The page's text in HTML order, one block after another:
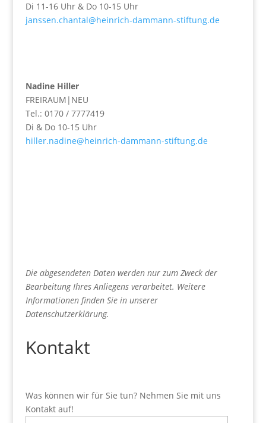
Di 11-16 Uhr & Do 10-15 Uhr
janssen.chantal@heinrich-dammann-stiftung.de
Nadine Hiller
FREIRAUM|NEU
Tel.: 0170 / 7777419
Di & Do 10-15 Uhr
hiller.nadine@heinrich-dammann-stiftung.de
Die abgesendeten Daten werden nur zum Zweck der
Bearbeitung Ihres Anliegens verarbeitet. Weitere
Informationen finden Sie in unserer
Datenschutzerklärung.
Kontakt
Was können wir für Sie tun? Nehmen Sie mit uns
Kontakt auf!